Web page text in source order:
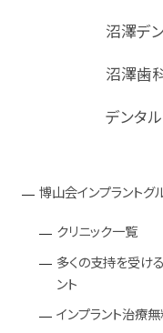
沼澤デ
沼澤歯
デンタ
博山会インプラントグ
クリニック一覧
多くの支持を受け
ント
インプラント治療